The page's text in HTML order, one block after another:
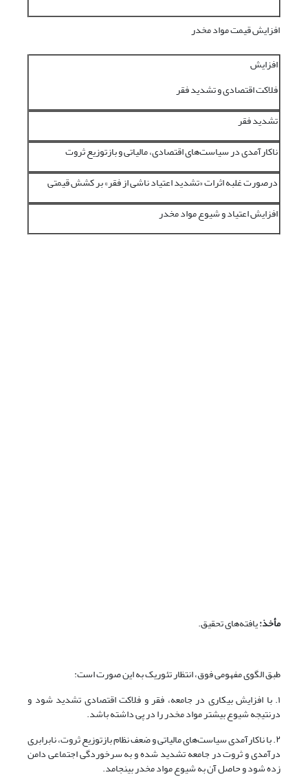
افزایش قیمت مواد مخدر
افزایش
فلاکت اقتصادی و تشدید فقر
تشدید فقر
ناکارآمدی در سیاست‌های اقتصادی، مالیاتی و بازتوزیع ثروت
درصورت غلبه اثرات «تشدید اعتیاد ناشی از فقر» بر کشش قیمتی
افزایش اعتیاد و شیوع مواد مخدر
مأخذ:یافته‌های تحقیق.
طبق الگوی مفهومی فوق، انتظار تئوریک به این صورت است:
۱. با افزایش بیکاری در جامعه، فقر و فلاکت اقتصادی تشدید شود و
درنتیجه شیوع بیشتر مواد مخدر را در پی داشته باشد.
۲. با ناکارآمدی سیاست‌های مالیاتی و ضعف نظام بازتوزیع ثروت، نابرابری
درآمدی و ثروت در جامعه تشدید شده و به سرخوردگی اجتماعی دامن
زده شود و حاصل آن به شیوع مواد مخدر بینجامد.